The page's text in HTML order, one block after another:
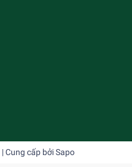
| Cung cấp bởiSapo